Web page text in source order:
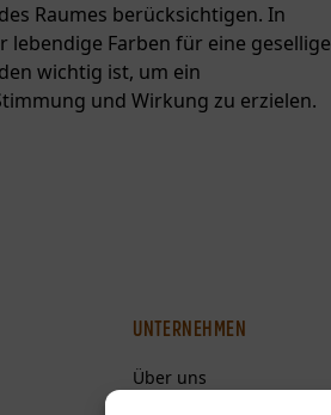
Raumes berücksichtigen. In
Farben für eine gesellige
wichtig ist, um ein
und Wirkung zu erzielen.
UNTERNEHMEN
Über uns